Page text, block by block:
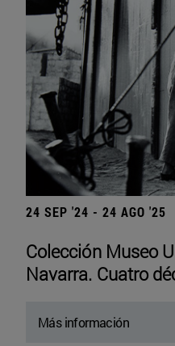
24 SEP '24 - 24 AGO '25
Colección Museo
Navarra. Cuatro
Más información